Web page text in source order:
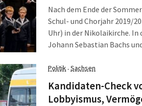
Nach dem Ende der
Schul- und Chorjahr 2019/
Uhr) in der Nikolaikirche.
Johann Sebastian Bachs
von Thomaskantor Gotthold
S. Bach / G. Ph. Telemann,
Politik· Sachsen
Kandidaten-Check
Lobbyismus,